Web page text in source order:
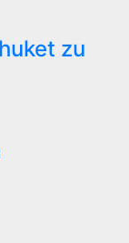
zu